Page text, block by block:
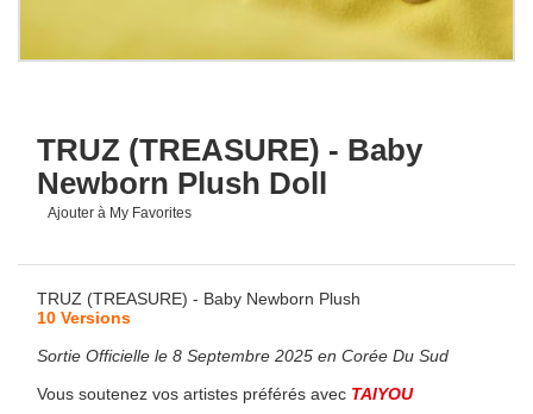
TRUZ (TREASURE) - Baby
Newborn Plush Doll
Ajouter à My Favorites
TRUZ (TREASURE) - Baby Newborn Plush
10 Versions
Sortie Officielle le 8 Septembre 2025 en Corée Du Sud
Vous soutenez vos artistes préférés avec TAIYOU